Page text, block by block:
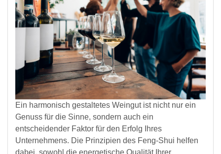
Ein harmonisch gestaltetes Weingut ist nicht nur ein
Genuss für die Sinne, sondern auch ein
entscheidender Faktor für den Erfolg Ihres
Unternehmens. Die Prinzipien des Feng-Shui helfen